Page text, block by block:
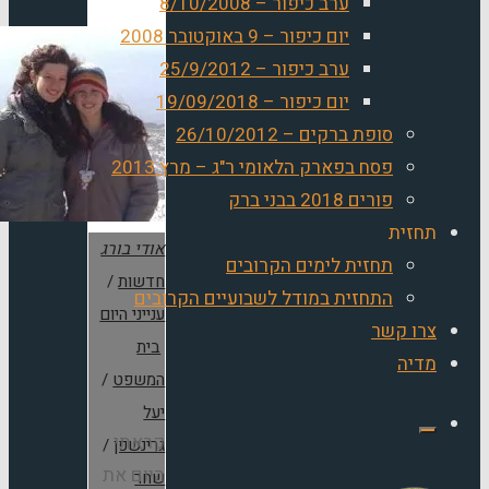
יום כיפור – 9 באוקטובר 2008
ערב כיפור – 25/9/2012
יום כיפור – 19/09/2018
סופת ברקים – 26/10/2012
פסח בפארק הלאומי ר"ג – מרץ 2013
פורים 2018 בבני ברק
תחזית
תחזית לימים הקרובים
התחזית במודל לשבועיים הקרובים
צרו קשר
מדיה
אודי בורג
חדשות/
ענייני היום
המשפט/
גרינשפן/
שחר
קראתי
היום את